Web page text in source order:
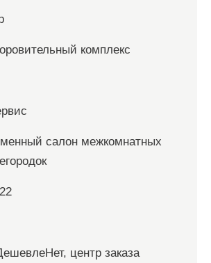
комплекс
салон межкомнатных
центр заказа